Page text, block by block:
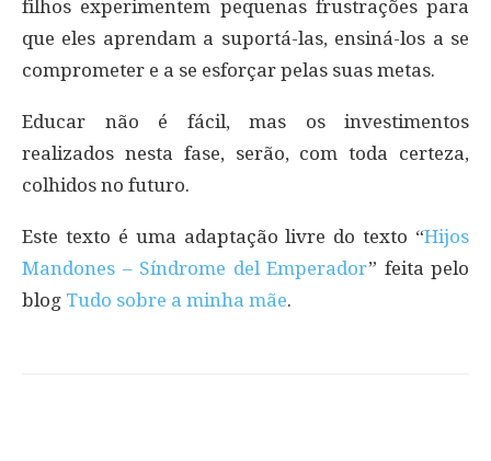
filhos experimentem pequenas frustrações para
que eles aprendam a suportá-las, ensiná-los a se
comprometer e a se esforçar pelas suas metas.
Educar não é fácil, mas os investimentos
realizados nesta fase, serão, com toda certeza,
colhidos no futuro.
Este texto é uma adaptação livre do texto “Hijos
Mandones – Síndrome del Emperador” feita pelo
blog Tudo sobre a minha mãe.